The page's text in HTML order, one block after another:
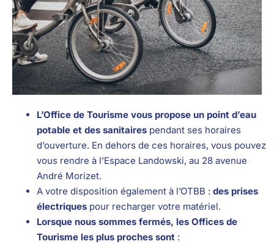
L’Office de Tourisme vous propose un point d’eau
potable et des sanitaires pendant ses horaires
d’ouverture. En dehors de ces horaires, vous pouvez
vous rendre à l’Espace Landowski, au 28 avenue
André Morizet.
A votre disposition également à l’OTBB : des prises
électriques pour recharger votre matériel.
Lorsque nous sommes fermés, les Offices de
Tourisme les plus proches sont :